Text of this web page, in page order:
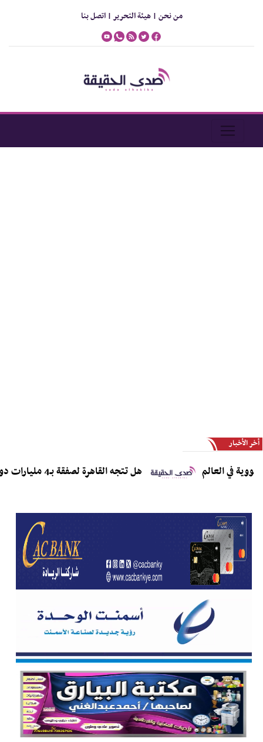
من نحن |هيئة التحرير |اتصل بنا
أخر الأخبار
العالم هل تتجه القاهرة لصفقة بـ4 مليارات دولار لاقتناء مقاتلات J-10CE وJ-35؟